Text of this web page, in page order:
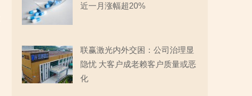
近一月涨幅超20%
联赢激光内外交困：公司治理显
隐忧 大客户成老赖客户质量或恶
化